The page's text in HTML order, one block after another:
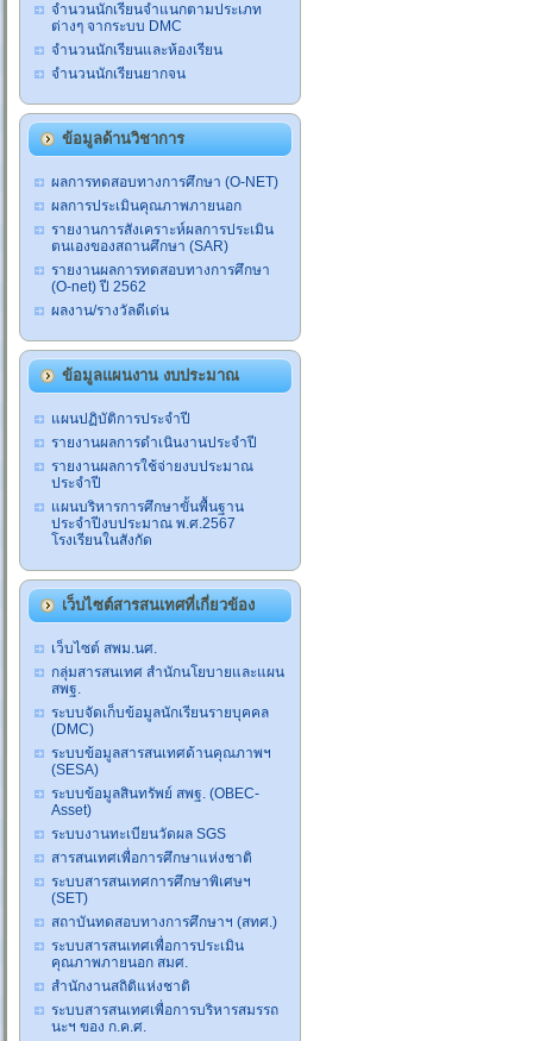
จำนวนนักเรียนจำแนกตามประเภท
ต่างๆ จากระบบ DMC
จำนวนนักเรียนและห้องเรียน
จำนวนนักเรียนยากจน
ข้อมูลด้านวิชาการ
ผลการทดสอบทางการศึกษา (O-NET)
ผลการประเมินคุณภาพภายนอก
รายงานการสังเคราะห์ผลการประเมิน
ตนเองของสถานศึกษา (SAR)
รายงานผลการทดสอบทางการศึกษา
(O-net) ปี 2562
ผลงาน/รางวัลดีเด่น
ข้อมูลแผนงาน งบประมาณ
แผนปฏิบัติการประจำปี
รายงานผลการดำเนินงานประจำปี
รายงานผลการใช้จ่ายงบประมาณ
ประจำปี
แผนบริหารการศึกษาขั้นพื้นฐาน
ประจำปีงบประมาณ พ.ศ.2567
โรงเรียนในสังกัด
เว็บไซต์สารสนเทศที่เกี่ยวข้อง
เว็บไซต์ สพม.นศ.
กลุ่มสารสนเทศ สำนักนโยบายและแผน
สพฐ.
ระบบจัดเก็บข้อมูลนักเรียนรายบุคคล
(DMC)
ระบบข้อมูลสารสนเทศด้านคุณภาพฯ
(SESA)
ระบบข้อมูลสินทรัพย์ สพฐ. (OBEC-
Asset)
ระบบงานทะเบียนวัดผล SGS
สารสนเทศเพื่อการศึกษาแห่งชาติ
ระบบสารสนเทศการศึกษาพิเศษฯ
(SET)
สถาบันทดสอบทางการศึกษาฯ (สทศ.)
ระบบสารสนเทศเพื่อการประเมิน
คุณภาพภายนอก สมศ.
สำนักงานสถิติแห่งชาติ
ระบบสารสนเทศเพื่อการบริหารสมรรถ
นะฯ ของ ก.ค.ศ.